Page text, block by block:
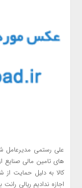
علی رستمی
های تامین مالی صنایع
کالا به دلیل حمایت
اجازه ندادیم ریالی